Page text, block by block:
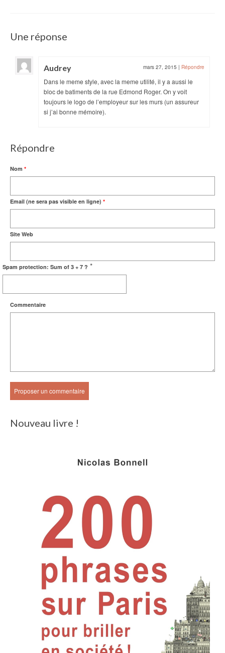
Une réponse
Audrey mars 27, 2015 | Répondre
Dans le meme style, avec la meme utilité, il y a aussi le
bloc de batiments de la rue Edmond Roger. On y voit
toujours le logo de l’employeur sur les murs (un assureur
si j’ai bonne mémoire).
Répondre
Nom *
Email (ne sera pas visible en ligne) *
Site Web
Spam protection: Sum of 3 + 7 ? *
Commentaire
Nouveau livre !